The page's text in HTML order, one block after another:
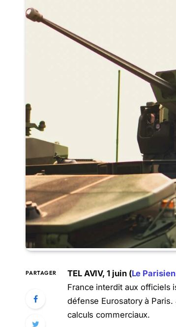
PARTAGER TEL AVIV, 1 juin (Le
France interdit aux officiels
défense Eurosatory à
calculs commerciaux.